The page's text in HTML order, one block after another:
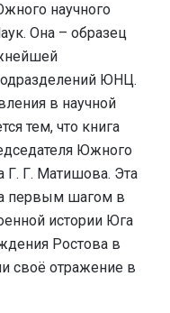
научного
Она – образец
ЮНЦ.
в научной
тем, что книга
Южного
Г. Г. Матишова. Эта
первым шагом в
истории Юга
Ростова в
своё отражение в